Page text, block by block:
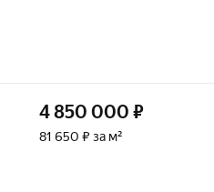
4 850 000 ₽
81 650 ₽ за м²